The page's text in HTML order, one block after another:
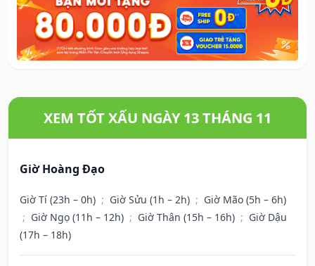
XEM TỐT XẤU NGÀY 13 THÁNG 11
Giờ Hoàng Đạo
Giờ Tí (23h – 0h) ; Giờ Sửu (1h – 2h) ; Giờ Mão (5h – 6h)
; Giờ Ngọ (11h – 12h) ; Giờ Thân (15h – 16h) ; Giờ Dậu
(17h – 18h)